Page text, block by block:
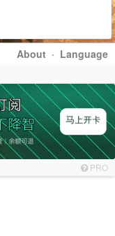
About · Language
PRO